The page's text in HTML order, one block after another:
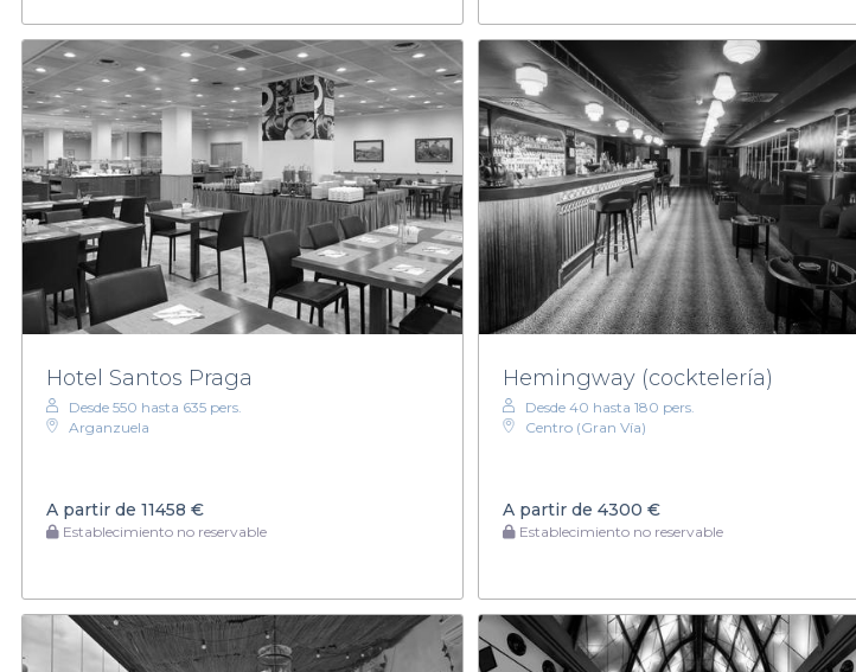
Hotel Santos Praga
Desde 550 hasta 635 pers.
Arganzuela
A partir de 11458 €
Establecimiento no reservable
Hemingway (cocktelería)
Desde 40 hasta 180 pers.
Centro (Gran Vía)
A partir de 4300 €
Establecimiento no reservable